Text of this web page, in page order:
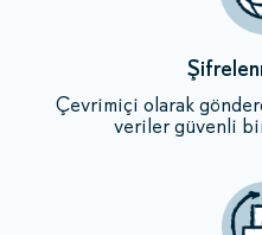
Çevrimiçi olarak
veriler güvenli